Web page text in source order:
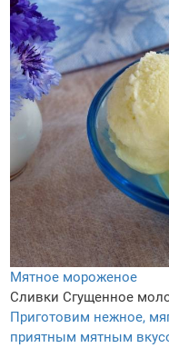
Мятное мороженое
Сливки Сгущенное
Приготовим нежное,
приятным мятным